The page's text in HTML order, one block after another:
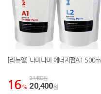
[리뉴얼] 나미나미 에너지펌A1 500ml
16 %
24,480원
20,400원